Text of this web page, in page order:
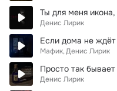
Ты для меня
Денис Лирик
Если дома не ждёт
Мафик Денис Лирик
Просто так бывает
Денис Лирик